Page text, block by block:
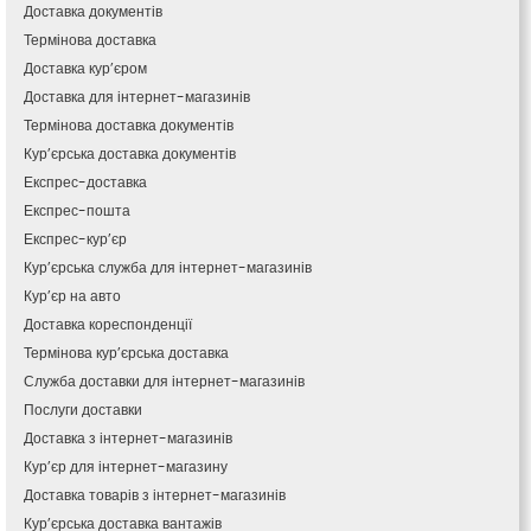
Доставка документів
Термінова доставка
Доставка кур’єром
Доставка для інтернет-магазинів
Термінова доставка документів
Кур’єрська доставка документів
Експрес-доставка
Експрес-пошта
Експрес-кур’єр
Кур’єрська служба для інтернет-магазинів
Кур’єр на авто
Доставка кореспонденції
Термінова кур’єрська доставка
Служба доставки для інтернет-магазинів
Послуги доставки
Доставка з інтернет-магазинів
Кур’єр для інтернет-магазину
Доставка товарів з інтернет-магазинів
Кур’єрська доставка вантажів
Кам’янка
Кам’янське
Канів
Козятин
Київ
Кобеляки
Коцюбинське
Конотоп
Коростень
Корсунь-Шевченківський
Костопіль
Ковель
Козин
Красноград
Кременчук
Кременець
Кривий Ріг
Кролевець
Кропивницький